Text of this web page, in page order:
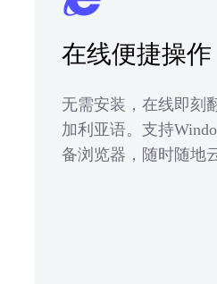
在线便捷操作
无需安装，在线即刻
加利亚语。支持
备浏览器，随时随地